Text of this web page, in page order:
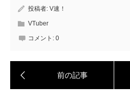
投稿者: V速！
VTuber
コメント: 0